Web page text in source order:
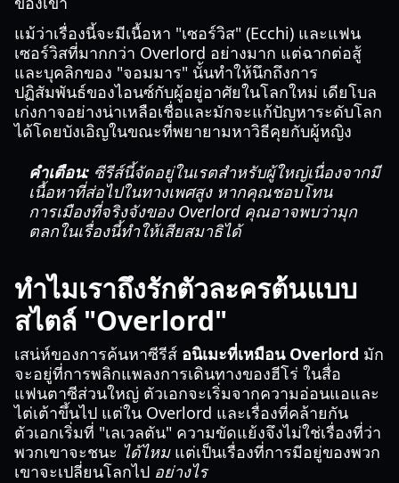
แม้ว่าเรื่องนี้จะมีเนื้อหา "เซอร์วิส" (Ecchi) และแฟน
เซอร์วิสที่มากกว่า Overlord อย่างมาก แต่ฉากต่อสู้
และบุคลิกของ "จอมมาร" นั้นทำให้นึกถึงการ
ปฏิสัมพันธ์ของไอนซ์กับผู้อยู่อาศัยในโลกใหม่ เดียโบล
เก่งกาจอย่างน่าเหลือเชื่อและมักจะแก้ปัญหาระดับโลก
ได้โดยบังเอิญในขณะที่พยายามหาวิธีคุยกับผู้หญิง
คำเตือน: ซีรีส์นี้จัดอยู่ในเรตสำหรับผู้ใหญ่เนื่องจากมี
เนื้อหาที่ส่อไปในทางเพศสูง หากคุณชอบโทน
การเมืองที่จริงจังของ Overlord คุณอาจพบว่ามุก
ตลกในเรื่องนี้ทำให้เสียสมาธิได้
ทำไมเราถึงรักตัวละครต้นแบบ
สไตล์ "Overlord"
เสน่ห์ของการค้นหาซีรีส์ อนิเมะที่เหมือน Overlord มัก
จะอยู่ที่การพลิกแพลงการเดินทางของฮีโร่ ในสื่อ
แฟนตาซีส่วนใหญ่ ตัวเอกจะเริ่มจากความอ่อนแอและ
ไต่เต้าขึ้นไป แต่ใน Overlord และเรื่องที่คล้ายกัน
ตัวเอกเริ่มที่ "เลเวลตัน" ความขัดแย้งจึงไม่ใช่เรื่องที่ว่า
พวกเขาจะชนะ ได้ไหมแต่เป็นเรื่องที่การมีอยู่ของพวก
เขาจะเปลี่ยนโลกไป อย่างไร